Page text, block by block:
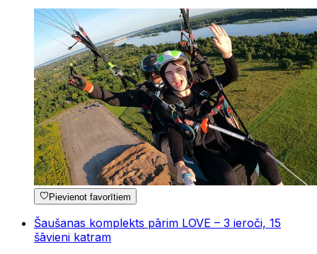
Pievienot favorītiem
Šaušanas komplekts pārim LOVE – 3 ieroči, 15
šāvieni katram